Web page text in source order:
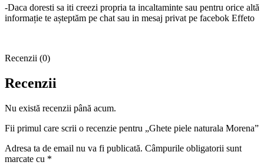
-Daca doresti sa iti creezi propria ta incaltaminte sau pentru orice altă
informație te așteptăm pe chat sau in mesaj privat pe facebok Effeto
Recenzii (0)
Recenzii
Nu există recenzii până acum.
Fii primul care scrii o recenzie pentru „Ghete piele naturala Morena”
Adresa ta de email nu va fi publicată. Câmpurile obligatorii sunt
marcate cu *